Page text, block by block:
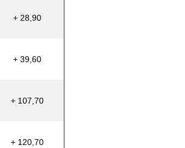
+ 28,90
+ 39,60
+ 107,70
+ 120,70